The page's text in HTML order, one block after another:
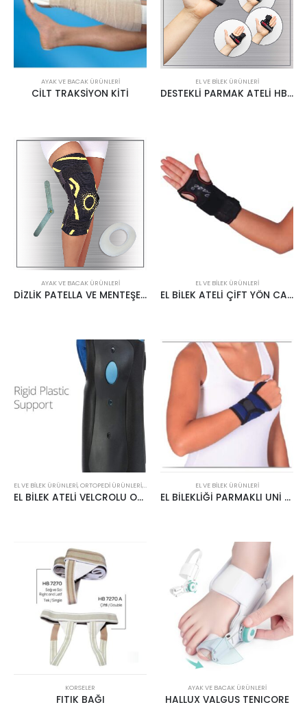
AYAK VE BACAK ÜRÜNLERI
CİLT TRAKSİYON KİTİ
EL VE BILEK ÜRÜNLERI
DESTEKLİ PARMAK ATELİ HB 5301
AYAK VE BACAK ÜRÜNLERI
DİZLİK PATELLA VE MENTEŞELİ KB711
EL VE BILEK ÜRÜNLERI
EL BİLEK ATELİ ÇİFT YÖN CASE
EL VE BILEK ÜRÜNLERI,ORTOPEDI ÜRÜNLERI,UNCATEGORIZED
EL BİLEK ATELİ VELCROLU OSSUR EXOFORM
EL VE BILEK ÜRÜNLERI
EL BİLEKLİĞİ PARMAKLI UNİ CASE
KORSELER
FITIK BAĞI
AYAK VE BACAK ÜRÜNLERI
HALLUX VALGUS TENICORE